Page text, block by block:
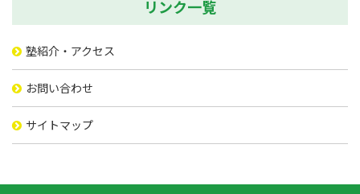
リンク一覧
塾紹介・アクセス
お問い合わせ
サイトマップ